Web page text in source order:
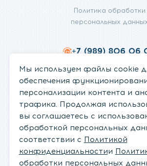
Политика обработки
персональных
+7 (989) 806 06
info@fanifan.ru
© Магазин Fanifan, 2012 -
Мы используем файлы cookie
обеспечения
персонализации контента и
трафика. Продолжая
вы соглашаетесь с
обработкой персональных
соответствии с Политикой
конфиденциальностии
обработки персональных